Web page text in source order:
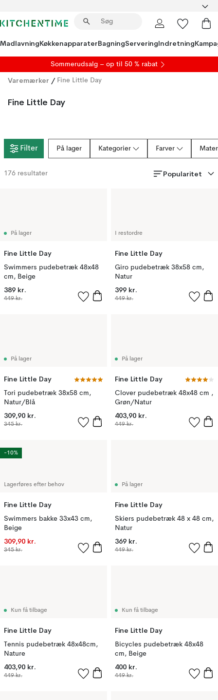
MadlavningKøkkenapparaterBagningServeringIndretning
Sommerudsalg – op til 50 % rabat
Varemærker / Fine Little Day
Fine Little Day
Filter På lager Kategorier Farver
176 resultater Popularitet
På lager
Fine Little Day
Swimmers pudebetræk 48x48
cm, Beige
389 kr.
449 kr.
I restordre
Fine Little Day
Giro pudebetræk 38x58 cm,
Natur
399 kr.
449 kr.
På lager
Fine Little Day
Tori pudebetræk 38x58 cm,
Natur/Blå
309,90 kr.
345 kr.
På lager
Fine Little Day
Clover pudebetræk 48x48 cm ,
Grøn/Natur
403,90 kr.
449 kr.
Lagerføres efter behov
Fine Little Day
Swimmers bakke 33x43 cm,
Beige
309,90 kr.
345 kr.
-10%
På lager
Fine Little Day
Skiers pudebetræk 48 x 48 cm,
Natur
369 kr.
449 kr.
Kun få tilbage
Fine Little Day
Tennis pudebetræk 48x48cm,
Nature
403,90 kr.
449 kr.
Kun få tilbage
Fine Little Day
Bicycles pudebetræk 48x48
cm, Beige
400 kr.
449 kr.